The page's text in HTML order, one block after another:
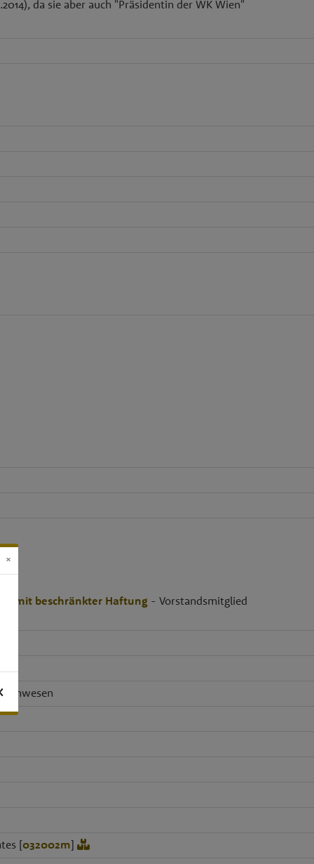
da sie aber auch "Präsidentin der WK Wien"
mit beschränkter Haftung - Vorstandsmitglied
[032002m]
×